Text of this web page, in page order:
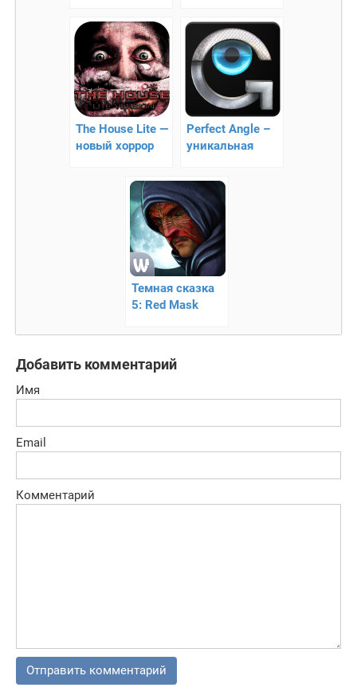
дверей
пакости и
приколы своим
соседям
The House Lite —
новый хоррор
Perfect Angle –
уникальная
Темная сказка
5: Red Mask
раскройте
страшные
преступления
Добавить комментарий
Имя
Email
Комментарий